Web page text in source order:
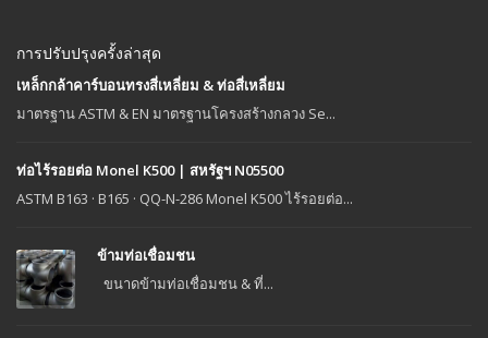
การปรับปรุงครั้งล่าสุด
เหล็กกล้าคาร์บอนทรงสี่เหลี่ยม & ท่อสี่เหลี่ยม
มาตรฐาน ASTM & EN มาตรฐานโครงสร้างกลวง Se...
ท่อไร้รอยต่อ Monel K500 | สหรัฐฯ N05500
ASTM B163 · B165 · QQ-N-286 Monel K500 ไร้รอยต่อ...
ข้ามท่อเชื่อมชน
ขนาดข้ามท่อเชื่อมชน & ที่...